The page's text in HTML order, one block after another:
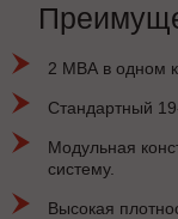
2 МВА в одном
Стандартный
Модульная
систему.
Высокая